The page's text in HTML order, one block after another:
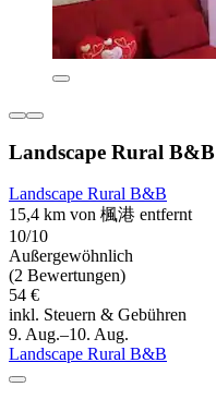
Landscape Rural B&B
Landscape Rural B&B
15,4 km von 楓港 entfernt
10/10
Außergewöhnlich
(2 Bewertungen)
54 €
inkl. Steuern & Gebühren
9. Aug.–10. Aug.
Landscape Rural B&B